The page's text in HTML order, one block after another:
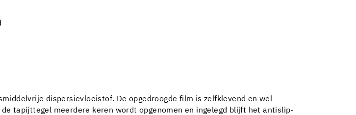
dispersievloeistof. De opgedroogde film is zelfklevend en wel
tapijttegel meerdere keren wordt opgenomen en ingelegd blijft het antislip-